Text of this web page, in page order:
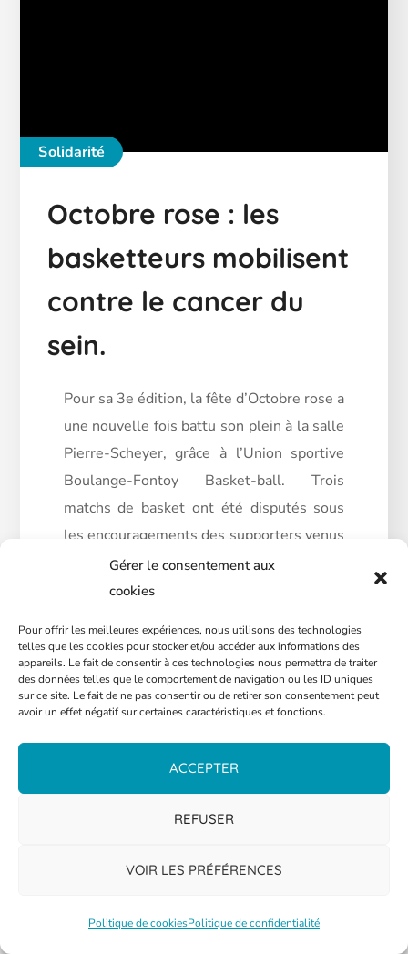
Gérer le consentement aux
cookies
Pour offrir les meilleures expériences, nous utilisons des technologies
telles que les cookies pour stocker et/ou accéder aux informations des
appareils. Le fait de consentir à ces technologies nous permettra de traiter
des données telles que le comportement de navigation ou les ID uniques
sur ce site. Le fait de ne pas consentir ou de retirer son consentement peut
avoir un effet négatif sur certaines caractéristiques et fonctions.
ACCEPTER
REFUSER
VOIR LES PRÉFÉRENCES
Politique de cookiesPolitique de confidentialité
Solidarité
Octobre rose : les
basketteurs mobilisent
contre le cancer du
sein.
Pour sa 3e édition, la fête d’Octobre rose a
une nouvelle fois battu son plein à la salle
Pierre-Scheyer, grâce à l’Union sportive
Boulange-Fontoy Basket-ball. Trois
matchs de basket ont été disputés sous
les encouragements des supporters venus
nombreux, une fois de plus, et tout de
rose vêtus pour s’associer à la lutte contre
adressé au comité (Patrick, Maryse, FX,
Gérald, Amandine, Stéphane, Gilles et
Cedric) et aux nombreux bénévoles qui se
de Thionville, et plus particulièrement à
marraines de l’événement et qui ont pris la